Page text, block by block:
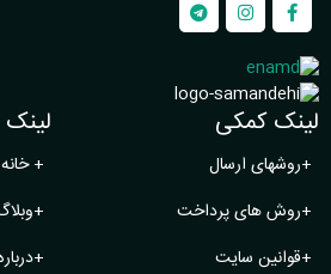
لینک کمکی
+روشهای ارسال
+روش های پرداخت
+قوانین سایت
+خانه
+
+